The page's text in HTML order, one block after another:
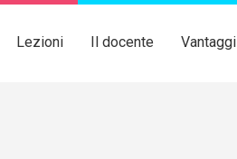
Lezioni Il docente Vantaggi